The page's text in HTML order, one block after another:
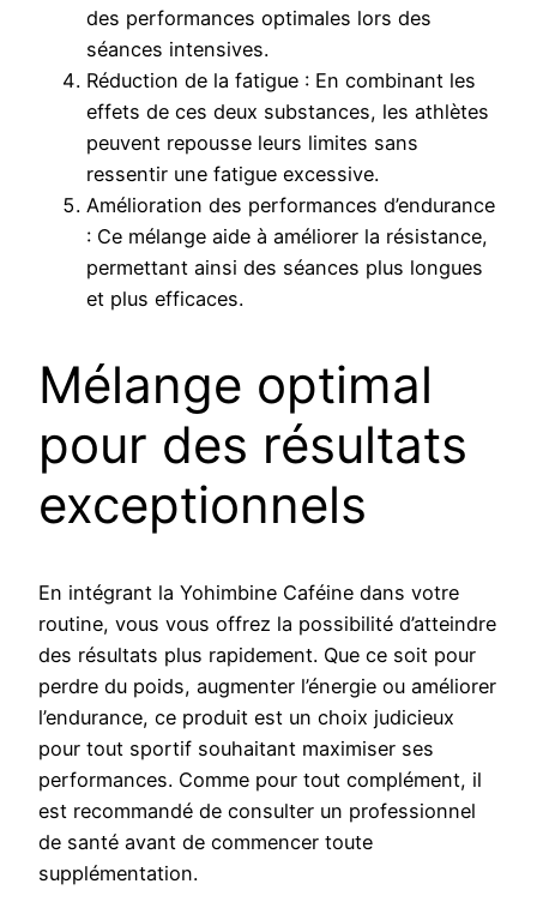
des performances optimales lors des
séances intensives.
Réduction de la fatigue : En combinant les
effets de ces deux substances, les athlètes
peuvent repousse leurs limites sans
ressentir une fatigue excessive.
Amélioration des performances d’endurance
: Ce mélange aide à améliorer la résistance,
permettant ainsi des séances plus longues
et plus efficaces.
Mélange optimal
pour des résultats
exceptionnels
En intégrant la Yohimbine Caféine dans votre
routine, vous vous offrez la possibilité d’atteindre
des résultats plus rapidement. Que ce soit pour
perdre du poids, augmenter l’énergie ou améliorer
l’endurance, ce produit est un choix judicieux
pour tout sportif souhaitant maximiser ses
performances. Comme pour tout complément, il
est recommandé de consulter un professionnel
de santé avant de commencer toute
supplémentation.